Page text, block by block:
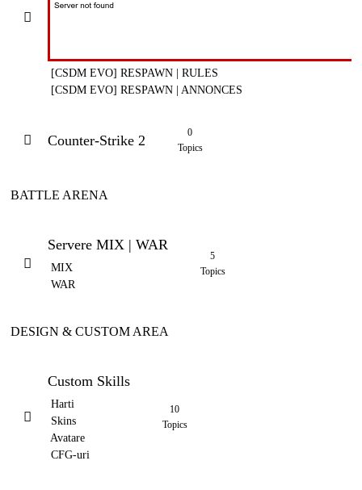
[CSDM EVO] RESPAWN | RULES
[CSDM EVO] RESPAWN | ANNONCES
Counter-Strike 2
0
Topics
BATTLE ARENA
Servere MIX | WAR
MIX
WAR
5
Topics
DESIGN & CUSTOM AREA
Custom Skills
Harti
Skins
Avatare
CFG-uri
10
Topics